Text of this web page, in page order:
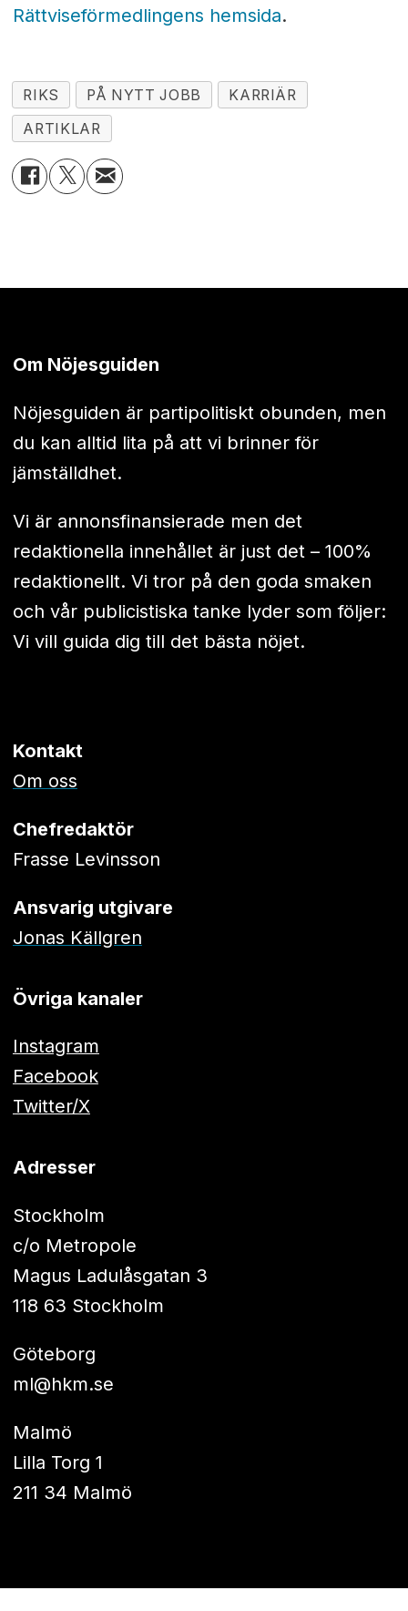
Rättviseförmedlingens hemsida.
RIKS PÅ NYTT JOBB
KARRIÄR
ARTIKLAR
Om Nöjesguiden
Nöjesguiden är partipolitiskt obunden, men
du kan alltid lita på att vi brinner för
jämställdhet.
Vi är annonsfinansierade men det
redaktionella innehållet är just det – 100%
redaktionellt. Vi tror på den goda smaken
och vår publicistiska tanke lyder som följer:
Vi vill guida dig till det bästa nöjet.
Kontakt
Om oss
Chefredaktör
Frasse Levinsson
Ansvarig utgivare
Jonas Källgren
Övriga kanaler
Instagram
Facebook
Twitter/X
Adresser
Stockholm
c/o Metropole
Magus Ladulåsgatan 3
118 63 Stockholm
Göteborg
ml@hkm.se
Malmö
Lilla Torg 1
211 34 Malmö